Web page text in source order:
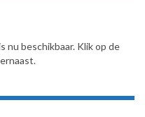
nu beschikbaar. Klik op de